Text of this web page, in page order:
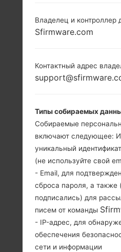
Владелец и контроллер
Sfirmware.com
Контактный адрес
Типы собираемых
Собираемые
включают следующее:
уникальный
(не используйте свой
- Email, для
сброса пароля, а также
подписались) для
писем от команды
- IP-адрес, для
обеспечения
сети и информации